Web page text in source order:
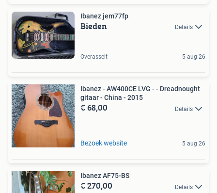
Ibanez jem77fp
Bieden Details
Overasselt 5 aug 26
Ibanez - AW400CE LVG - - Dreadnought
gitaar - China - 2015
€ 68,00 Details
Bezoek website 5 aug 26
Ibanez AF75-BS
€ 270,00 Details